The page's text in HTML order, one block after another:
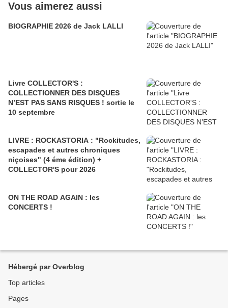
Vous aimerez aussi
BIOGRAPHIE 2026 de Jack LALLI
Livre COLLECTOR'S :
COLLECTIONNER DES DISQUES
N’EST PAS SANS RISQUES ! sortie le
10 septembre
LIVRE : ROCKASTORIA : "Rockitudes,
escapades et autres chroniques
niçoises" (4 éme édition) +
COLLECTOR'S pour 2026
ON THE ROAD AGAIN : les
CONCERTS !
Hébergé par Overblog
Top articles
Pages